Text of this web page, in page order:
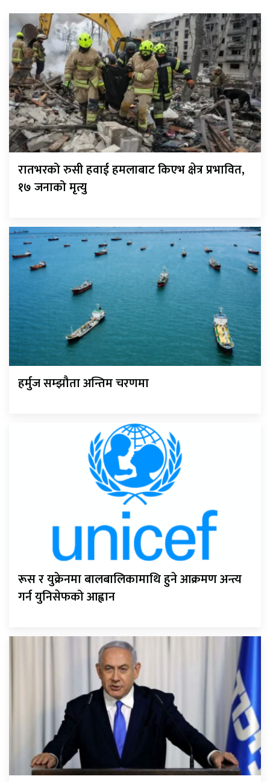
रातभरको रुसी हवाई हमलाबाट किएभ क्षेत्र प्रभावित,
१७ जनाको मृत्यु
हर्मुज सम्झौता अन्तिम चरणमा
रूस र युक्रेनमा बालबालिकामाथि हुने आक्रमण अन्त्य
गर्न युनिसेफको आह्वान